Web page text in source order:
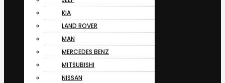
KIA
LAND ROVER
MAN
MERCEDES BENZ
MITSUBISHI
NISSAN